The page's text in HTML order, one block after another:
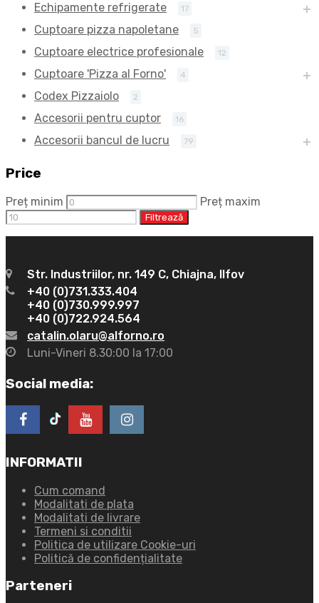
Echipamente refrigerate 17
Cuptoare pizza napoletane 5
Cuptoare electrice profesionale 12
Cuptoare 'Pizza al Forno' 4
Codex Pizzaiolo 2
Accesorii pentru cuptor 16
Accesorii bancul de lucru 79
Price
Preț minim Preț maxim
Filtrează
Str. Industriilor, nr. 149 C, Chiajna, Ilfov
+40 (0)731.333.404
+40 (0)730.999.997
+40 (0)722.924.564
catalin.olaru@alforno.ro
Luni-Vineri 8.30:00 la 17:00
Social media:
INFORMATII
Cum comand
Modalitati de plata
Modalitati de livrare
Termeni si conditii
Politica de utilizare Cookie-uri
Politică de confidențialitate
Parteneri